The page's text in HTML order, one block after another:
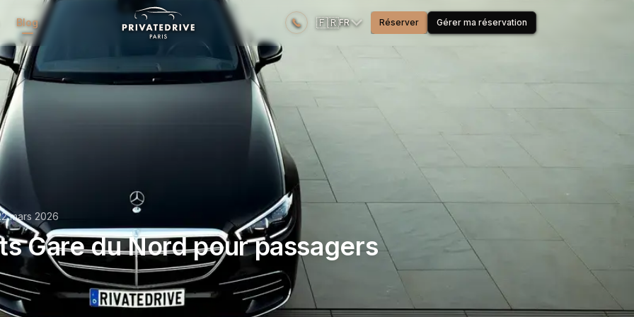
Blog 🇫🇷FR Réserver Gérer ma réservation
mars 2026
Gare du Nord pour passagers